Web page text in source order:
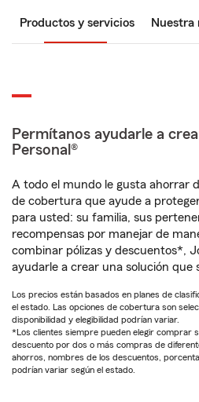
Productos y servicios Nuestra
Permítanos ayudarle a
Personal®
A todo el mundo le gusta ahorrar
de cobertura que ayude a
para usted: su familia, sus
recompensas por manejar de
combinar pólizas y descuentos*,
ayudarle a crear una solución que
Los precios están basados en planes de
el estado. Las opciones de cobertura son
disponibilidad y elegibilidad podrían variar.
*Los clientes siempre pueden elegir comprar
descuento por dos o más compras de
ahorros, nombres de los descuentos,
podrían variar según el estado.